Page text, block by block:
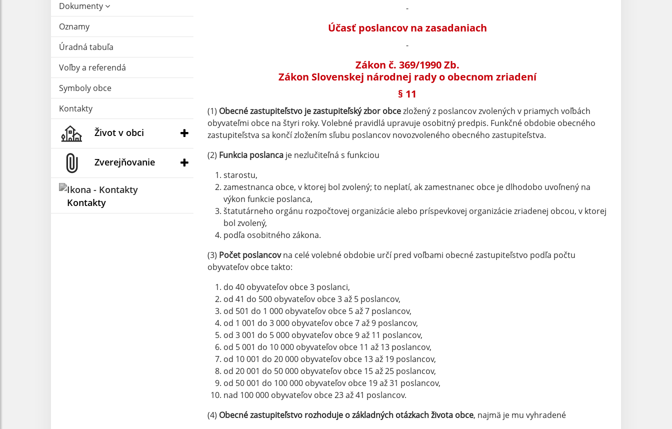
Dokumenty
Oznamy
Úradná tabuľa
Voľby a referendá
Symboly obce
Kontakty
Život v obci
Zverejňovanie
Kontakty
-
Účasť poslancov na zasadaniach
-
Zákon č. 369/1990 Zb.
Zákon Slovenskej národnej rady o obecnom zriadení
§ 11
(1) Obecné zastupiteľstvo je zastupiteľský zbor obcezložený z poslancov zvolených v priamych voľbách
obyvateľmi obce na štyri roky. Volebné pravidlá upravuje osobitný predpis. Funkčné obdobie obecného
zastupiteľstva sa končí zložením sľubu poslancov novozvoleného obecného zastupiteľstva.
(2) Funkcia poslanca je nezlučiteľná s funkciou
starostu,
zamestnanca obce, v ktorej bol zvolený; to neplatí, ak zamestnanec obce je dlhodobo uvoľnený na
výkon funkcie poslanca,
štatutárneho orgánu rozpočtovej organizácie alebo príspevkovej organizácie zriadenej obcou, v ktorej
bol zvolený,
podľa osobitného zákona.
(3) Počet poslancovna celé volebné obdobie určí pred voľbami obecné zastupiteľstvo podľa počtu
obyvateľov obce takto:
do 40 obyvateľov obce 3 poslanci,
od 41 do 500 obyvateľov obce 3 až 5 poslancov,
od 501 do 1 000 obyvateľov obce 5 až 7 poslancov,
od 1 001 do 3 000 obyvateľov obce 7 až 9 poslancov,
od 3 001 do 5 000 obyvateľov obce 9 až 11 poslancov,
od 5 001 do 10 000 obyvateľov obce 11 až 13 poslancov,
od 10 001 do 20 000 obyvateľov obce 13 až 19 poslancov,
od 20 001 do 50 000 obyvateľov obce 15 až 25 poslancov,
od 50 001 do 100 000 obyvateľov obce 19 až 31 poslancov,
nad 100 000 obyvateľov obce 23 až 41 poslancov.
(4) Obecné zastupiteľstvo rozhoduje o základných otázkach života obce, najmä je mu vyhradené